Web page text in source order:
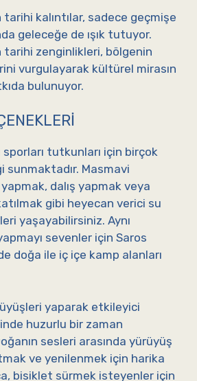
kalıntılar, sadece geçmişe
geleceğe de ışık tutuyor.
tarihi zenginlikleri, bölgenin
vurgulayarak kültürel mirasın
bulunuyor.
tutkunları için birçok
Masmavi
dalış yapmak veya
gibi heyecan verici su
yaşayabilirsiniz. Aynı
sevenler için Saros
doğa ile iç içe kamp alanları
yaparak etkileyici
huzurlu bir zaman
sesleri arasında yürüyüş
ve yenilenmek için harika
bisiklet sürmek isteyenler için